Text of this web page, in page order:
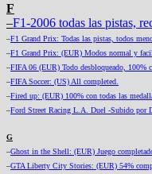
F
–F1-2006 todas las pistas,
–F1 Grand Prix: Todas las pistas, todos
–F1 Grand Prix: (EUR) Modos normal y
–FIFA 06 (EUR) Todo desbloqueado, 100%
–FIFA Soccer: (US) All completed.
–Fired up: (EUR) 100% con todas las
–Ford Street Racing L.A. Duel -Subido por
G
–Ghost in the Shell: (EUR) Juego
–GTA Liberty City Stories: (EUR) 54%